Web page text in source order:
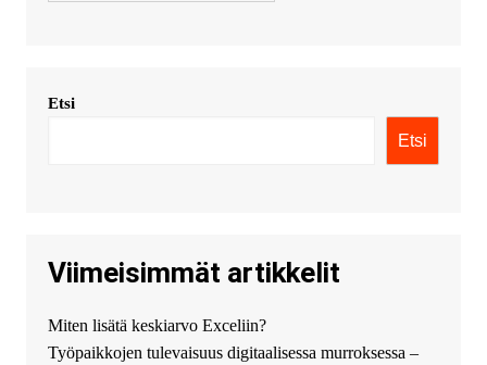
KimonicRisse :
купить хавал джулиан -
http://jolion-ufa1.ru/
Появился вопрос про срочно
взять деньги? Предлагаем
Etsi
Etsi
Viimeisimmät artikkelit
Miten lisätä keskiarvo Exceliin?
Työpaikkojen tulevaisuus digitaalisessa murroksessa –